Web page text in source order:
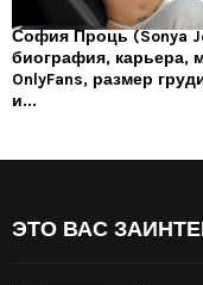
София Проць (Sonya
биография, карьера,
OnlyFans, размер
и...
ЭТО ВАС